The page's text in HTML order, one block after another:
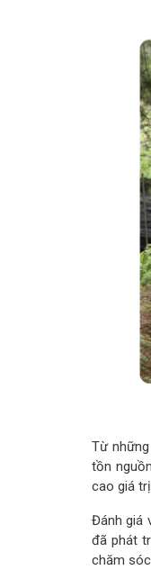
Từ
tồn
cao giá
Đánh giá
đã phát
chăm